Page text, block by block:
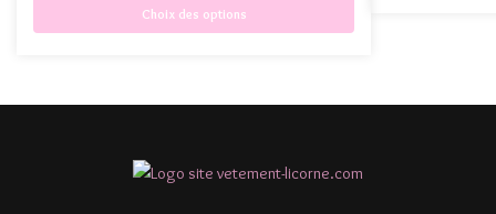
Choix des options